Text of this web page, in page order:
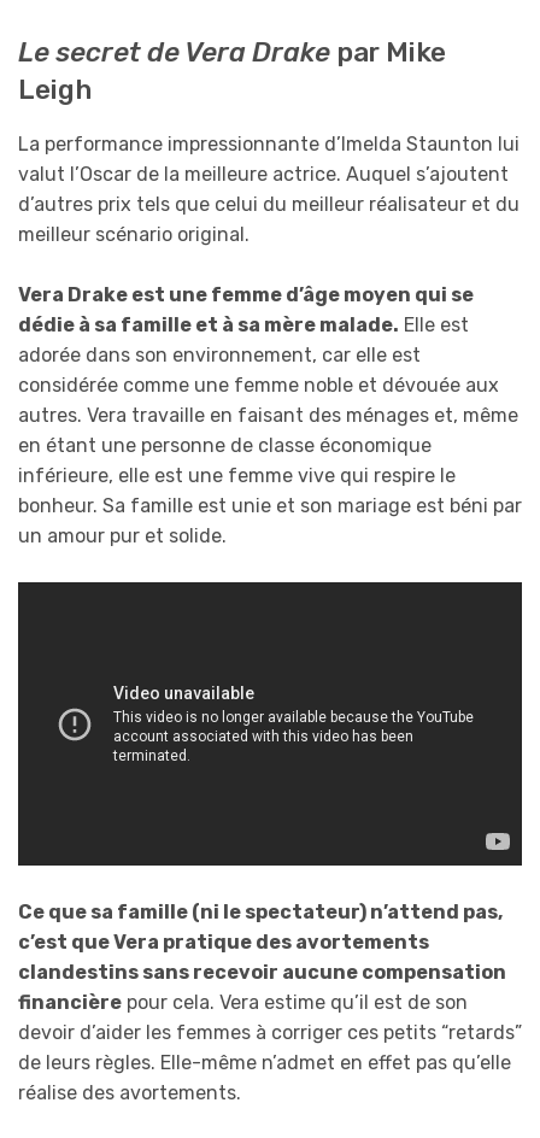
Le secret de Vera Drake par Mike
Leigh
La performance impressionnante d’Imelda Staunton lui
valut l’Oscar de la meilleure actrice. Auquel s’ajoutent
d’autres prix tels que celui du meilleur réalisateur et du
meilleur scénario original.
Vera Drake est une femme d’âge moyen qui se
dédie à sa famille et à sa mère malade. Elle est
adorée dans son environnement, car elle est
considérée comme une femme noble et dévouée aux
autres. Vera travaille en faisant des ménages et, même
en étant une personne de classe économique
inférieure, elle est une femme vive qui respire le
bonheur. Sa famille est unie et son mariage est béni par
un amour pur et solide.
Ce que sa famille (ni le spectateur) n’attend pas,
c’est que Vera pratique des avortements
clandestins sans recevoir aucune compensation
financière pour cela. Vera estime qu’il est de son
devoir d’aider les femmes à corriger ces petits “retards”
de leurs règles. Elle-même n’admet en effet pas qu’elle
réalise des avortements.